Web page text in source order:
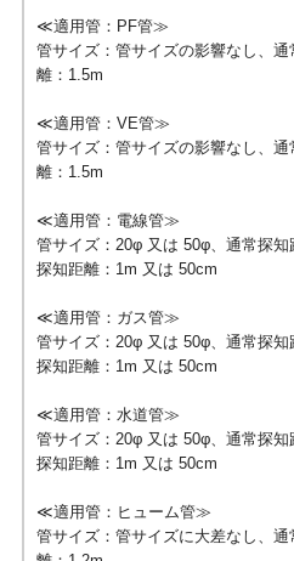
≪適用管：PF管≫
管サイズ：管サイズの影響なし、
離：1.5m
≪適用管：VE管≫
管サイズ：管サイズの影響なし、
離：1.5m
≪適用管：電線管≫
管サイズ：20φ 又は 50φ、通常探
探知距離：1m 又は 50cm
≪適用管：ガス管≫
管サイズ：20φ 又は 50φ、通常探
探知距離：1m 又は 50cm
≪適用管：水道管≫
管サイズ：20φ 又は 50φ、通常探
探知距離：1m 又は 50cm
≪適用管：ヒューム管≫
管サイズ：管サイズに大差なし、